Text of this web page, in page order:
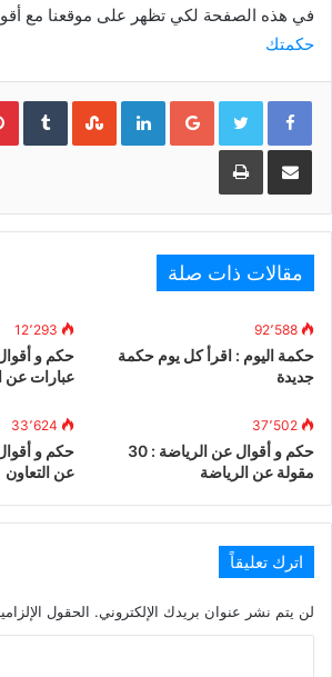
في هذه الصفحة لكي تظهر على موقعنا مع
حكمتك
Google+
LinkedIn
‏StumbleUpon
‏Tumblr
مشاركة عبر البريد طباعة
مقالات ذات صلة
92٬588
حكمة اليوم : اقرأ كل يوم حكمة
جديدة
12٬293
عبارات عن
37٬502
حكم و أقوال عن الرياضة : 30
مقولة عن الرياضة
33٬624
عن التعاون
اترك تعليقاً
لن يتم نشر عنوان بريدك الإلكتروني. الحقول